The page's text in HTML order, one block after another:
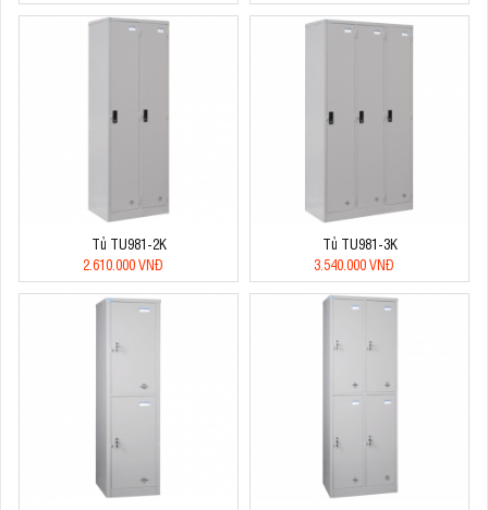
Tủ TU981-2K
2.610.000 VNĐ
Tủ TU981-3K
3.540.000 VNĐ